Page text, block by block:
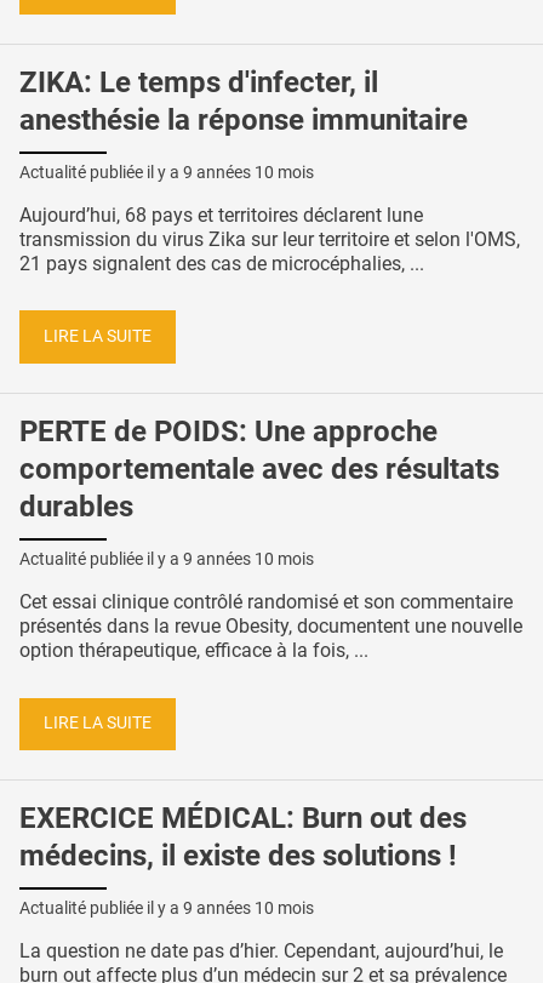
ZIKA: Le temps d'infecter, il
anesthésie la réponse immunitaire
Actualité publiée il y a 9 années 10 mois
Aujourd’hui, 68 pays et territoires déclarent lune
transmission du virus Zika sur leur territoire et selon l'OMS,
21 pays signalent des cas de microcéphalies, ...
LIRE LA SUITE
PERTE de POIDS: Une approche
comportementale avec des résultats
durables
Actualité publiée il y a 9 années 10 mois
Cet essai clinique contrôlé randomisé et son commentaire
présentés dans la revue Obesity, documentent une nouvelle
option thérapeutique, efficace à la fois, ...
LIRE LA SUITE
EXERCICE MÉDICAL: Burn out des
médecins, il existe des solutions !
Actualité publiée il y a 9 années 10 mois
La question ne date pas d’hier. Cependant, aujourd’hui, le
burn out affecte plus d’un médecin sur 2 et sa prévalence